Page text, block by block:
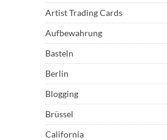
Artist Trading Cards
Aufbewahrung
Basteln
Berlin
Blogging
Brüssel
California